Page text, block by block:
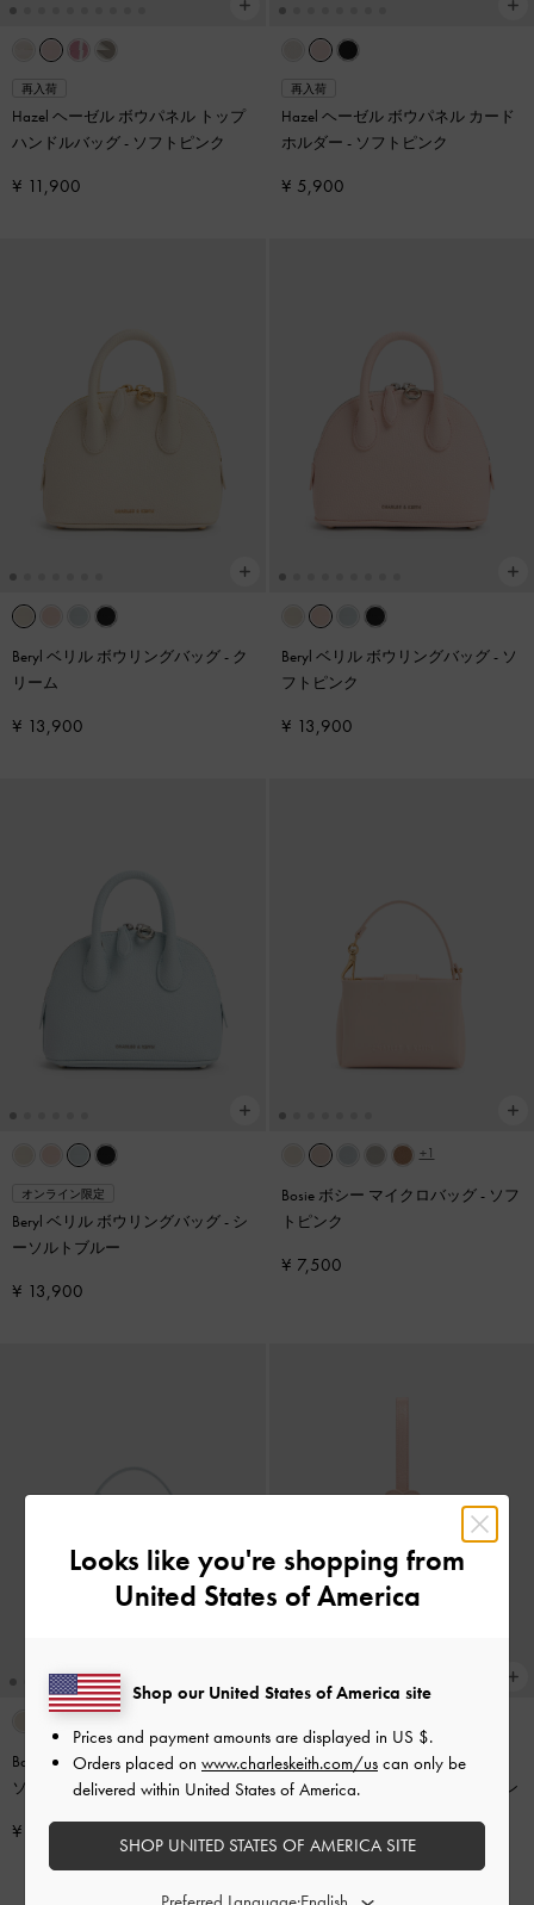
再入荷
Hazel ヘーゼル ボウパネル トップ
ハンドルバッグ- ソフトピンク
¥ 11,900
再入荷
Hazel ヘーゼル ボウパネル カード
ホルダー - ソフトピンク
¥ 5,900
Beryl ベリル ボウリングバッグ- ク
リーム
¥ 13,900
Beryl ベリル ボウリングバッグ- ソ
フトピンク
¥ 13,900
オンライン限定
Beryl ベリル ボウリングバッグ- シ
ーソルトブルー
¥ 13,900
+1
Bosie ボシー マイクロバッグ- ソフ
トピンク
¥ 7,500
Bosie ボシー マイクロバッグ-シー
ソルトブルー
¥ 7,500
再入荷
Duo ドゥオ キルティング チェーン
¥ 13,900
Looks like you're shopping from
United States of America
Shop our United States of America site
Prices and payment amounts are displayed in US $.
Orders placed on www.charleskeith.com/us can only be
delivered within United States of America.
SHOP UNITED STATES OF AMERICA SITE